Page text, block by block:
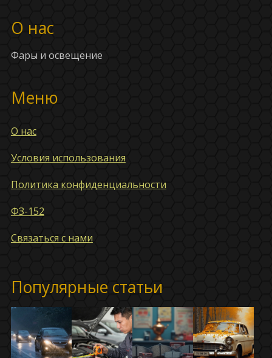
О нас
Фары и освещение
Меню
О нас
Условия использования
Политика конфиденциальности
ФЗ-152
Связаться с нами
Популярные статьи